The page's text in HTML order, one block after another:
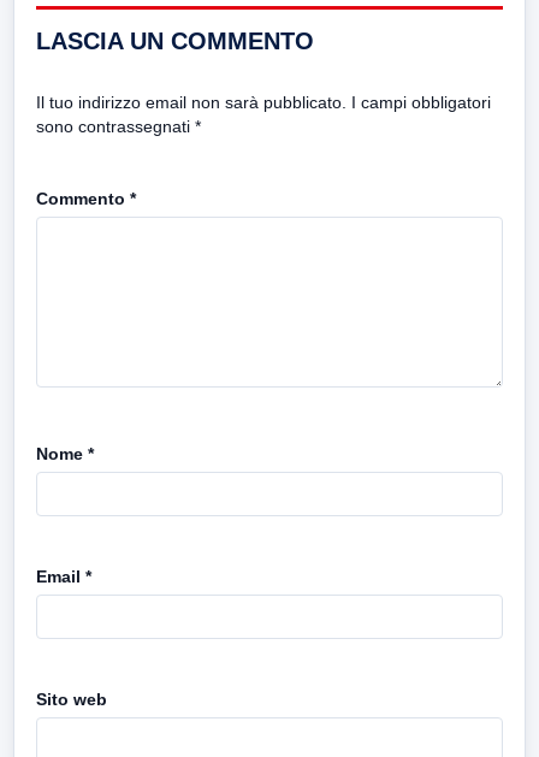
LASCIA UN COMMENTO
Il tuo indirizzo email non sarà pubblicato. I campi obbligatori
sono contrassegnati *
Commento *
Nome *
Email *
Sito web